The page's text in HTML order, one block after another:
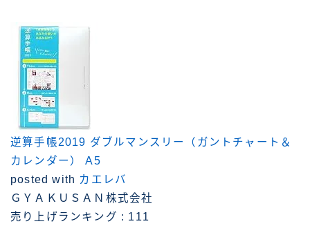
逆算手帳2019 ダブルマンスリー（ガントチャート＆
カレンダー） A5
posted with カエレバ
ＧＹＡＫＵＳＡＮ株式会社
売り上げランキング : 111